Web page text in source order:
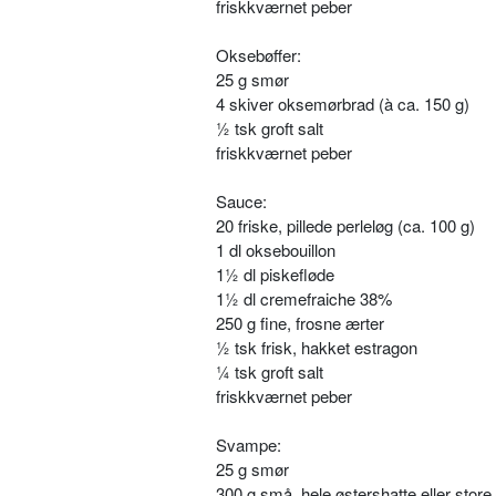
friskkværnet peber
Oksebøffer:
25 g smør
4 skiver oksemørbrad (à ca. 150 g)
½ tsk groft salt
friskkværnet peber
Sauce:
20 friske, pillede perleløg (ca. 100 g)
1 dl oksebouillon
1½ dl piskefløde
1½ dl cremefraiche 38%
250 g fine, frosne ærter
½ tsk frisk, hakket estragon
¼ tsk groft salt
friskkværnet peber
Svampe:
25 g smør